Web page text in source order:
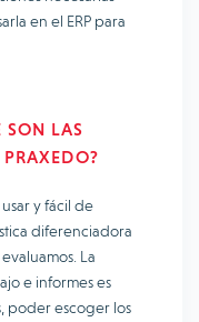
en el ERP para
SON LAS
y fácil de
diferenciadora
La
e informes es
poder escoger los